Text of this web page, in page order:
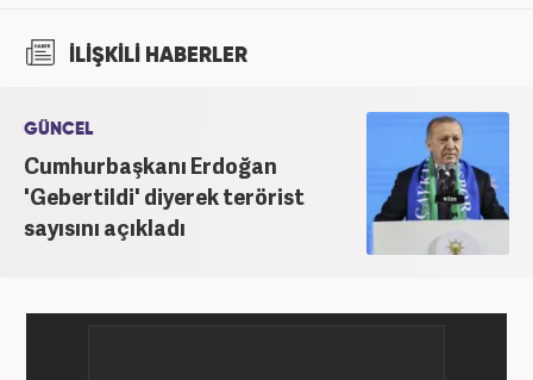
İLİŞKİLİ HABERLER
GÜNCEL
Cumhurbaşkanı Erdoğan
'Gebertildi' diyerek terörist
sayısını açıkladı